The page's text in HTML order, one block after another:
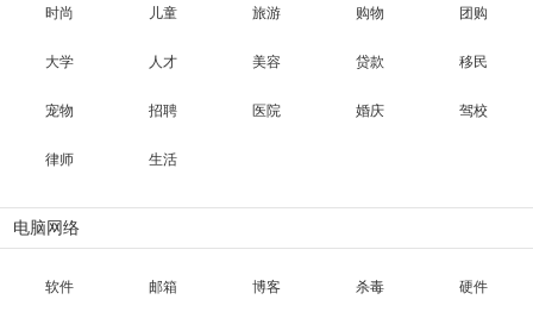
时尚 儿童 旅游 购物 团购
大学 人才 美容 贷款 移民
宠物 招聘 医院 婚庆 驾校
律师 生活
电脑网络
软件 邮箱 博客 杀毒 硬件